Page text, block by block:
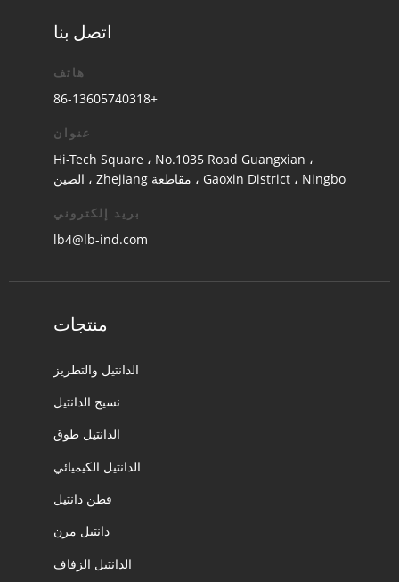
اتصل بنا
هاتف
+86-13605740318
عنوان
Hi-Tech Square ، No.1035 Road Guangxian ،
Gaoxin District ، Ningbo ، مقاطعة Zhejiang ، الصين
بريد إلكتروني
lb4@lb-ind.com
منتجات
الدانتيل والتطريز
نسيج الدانتيل
الدانتيل طوق
الدانتيل الكيميائي
قطن دانتيل
دانتيل مرن
الدانتيل الزفاف